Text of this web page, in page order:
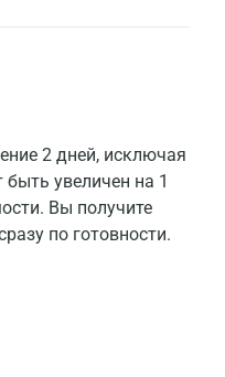
2 дней, исключая
увеличен на 1
Вы получите
по готовности.